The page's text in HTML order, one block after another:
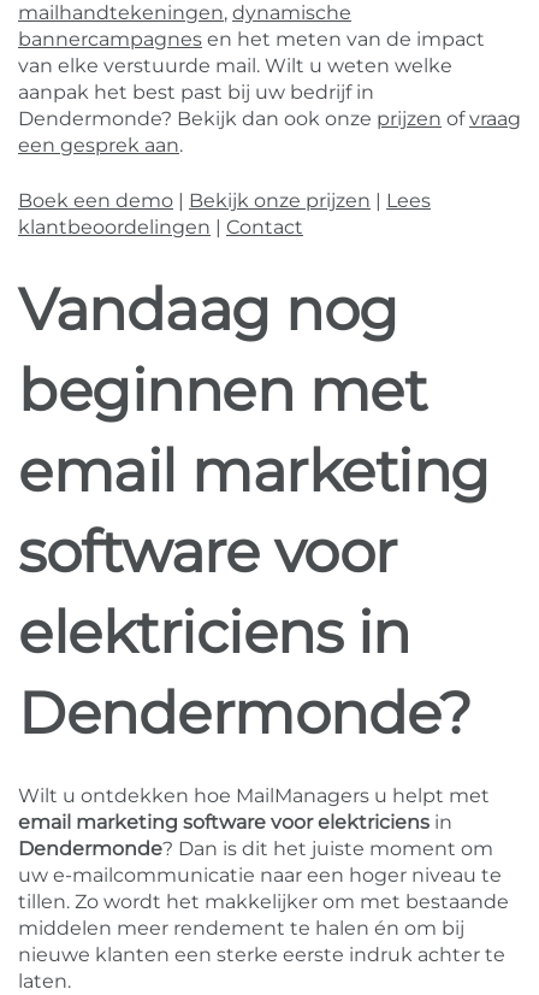
mailhandtekeningen, dynamische
bannercampagnes en het meten van de impact
van elke verstuurde mail. Wilt u weten welke
aanpak het best past bij uw bedrijf in
Dendermonde? Bekijk dan ook onze prijzen ofvraag
een gesprek aan.
Boek een demo Bekijk onze prijzen
Lees
klantbeoordelingen
Contact
Vandaag nog
beginnen met
email marketing
software voor
elektriciens in
Dendermonde?
Wilt u ontdekken hoe MailManagers u helpt met
email marketing software voor elektriciens in
Dendermonde? Dan is dit het juiste moment om
uw e-mailcommunicatie naar een hoger niveau te
tillen. Zo wordt het makkelijker om met bestaande
middelen meer rendement te halen én om bij
nieuwe klanten een sterke eerste indruk achter te
laten.